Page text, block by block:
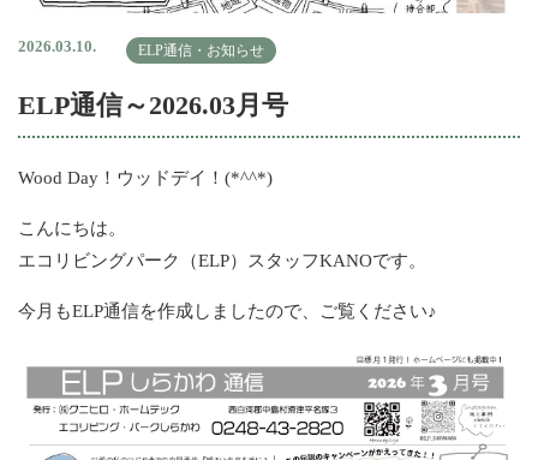
2026.03.10. ELP通信・お知らせ
ELP通信～2026.03月号
Wood Day！ウッドデイ！(*^^*)
こんにちは。
エコリビングパーク（ELP）スタッフKANOです。
今月もELP通信を作成しましたので、ご覧ください♪